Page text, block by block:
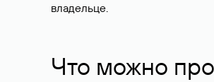
владельце.
Что можно